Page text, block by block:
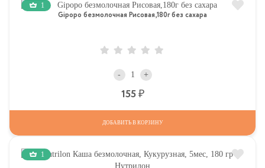
1
Gipopo безмолочная Рисовая,180г без сахара
- +
155
ДОБАВИТЬ В КОРЗИНУ
1